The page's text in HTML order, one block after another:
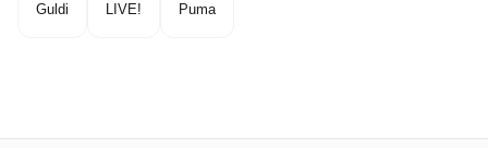
Guldi LIVE! Puma